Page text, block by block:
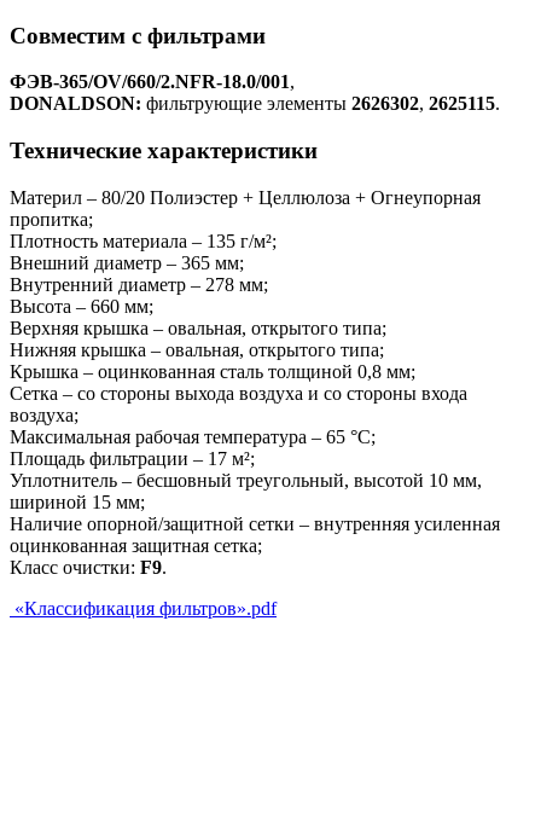
Совместим с фильтрами
ФЭВ-365/OV/660/2.NFR-18.0/001,
DONALDSON: фильтрующие элементы 2626302, 2625115.
Технические характеристики
Материл – 80/20 Полиэстер + Целлюлоза + Огнеупорная
пропитка;
Плотность материала – 135 г/м²;
Внешний диаметр – 365 мм;
Внутренний диаметр – 278 мм;
Высота – 660 мм;
Верхняя крышка – овальная, открытого типа;
Нижняя крышка – овальная, открытого типа;
Крышка – оцинкованная сталь толщиной 0,8 мм;
Сетка – со стороны выхода воздуха и со стороны входа
воздуха;
Максимальная рабочая температура – 65 °C;
Площадь фильтрации – 17 м²;
Уплотнитель – бесшовный треугольный, высотой 10 мм,
шириной 15 мм;
Наличие опорной/защитной сетки – внутренняя усиленная
оцинкованная защитная сетка;
Класс очистки: F9.
«Классификация фильтров».pdf